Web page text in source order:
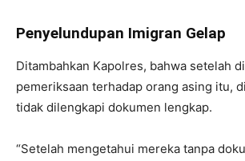
Penyelundupan Imigran Gelap
Ditambahkan Kapolres, bahwa setelah
pemeriksaan terhadap orang asing itu,
tidak dilengkapi dokumen lengkap.
“Setelah mengetahui mereka tanpa